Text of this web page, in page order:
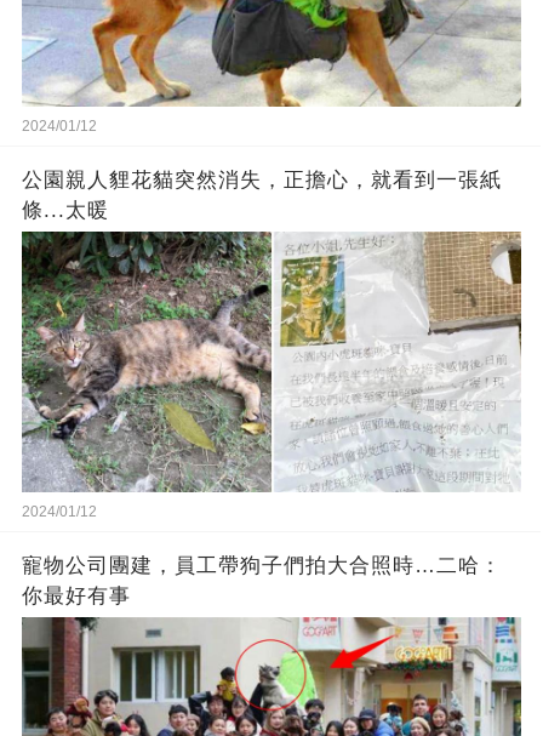
2024/01/12
公園親人貍花貓突然消失，正擔心，就看到一張紙
條...太暖
2024/01/12
寵物公司團建，員工帶狗子們拍大合照時…二哈：
你最好有事